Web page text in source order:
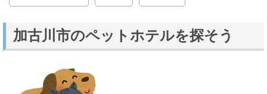
加古川市のペットホテルを探そう